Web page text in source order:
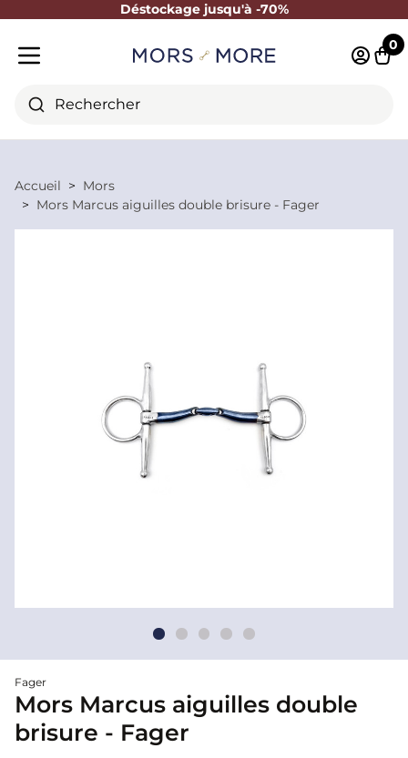
Déstockage jusqu'à -70%
Fermer
Rechercher
0
Accueil
Mors
Mors Marcus aiguilles double brisure - Fager
Fager
Mors Marcus aiguilles double
brisure - Fager